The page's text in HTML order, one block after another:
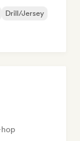
Drill/Jersey